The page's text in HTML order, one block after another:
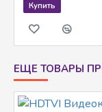
Купить
ЕЩЕ ТОВАРЫ